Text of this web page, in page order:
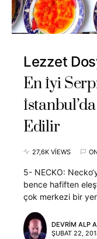
Lezzet
En İyi
Edilir
27,6K VIEWS
5- NECKO:
bence hafiften
çok merkezi bir
DEVRIM ALP
ŞUBAT 22,